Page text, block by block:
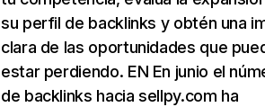
su perfil de backlinks y obtén una
clara de las oportunidades que
estar perdiendo. EN En junio el
de backlinks hacia sellpy.com ha